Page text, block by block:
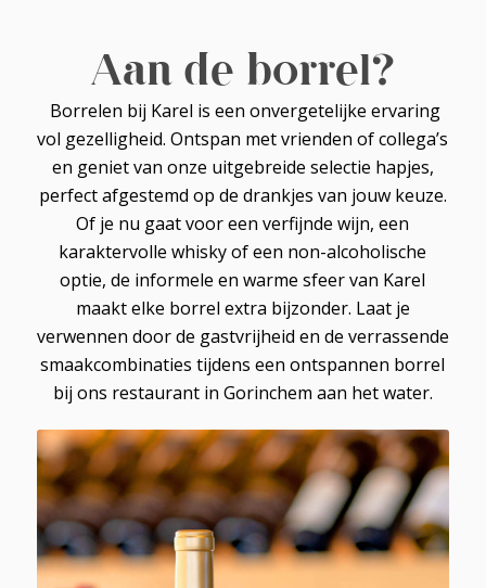
Aan de borrel?
Borrelen bij Karel is een onvergetelijke ervaring
vol gezelligheid. Ontspan met vrienden of collega’s
en geniet van onze uitgebreide selectie hapjes,
perfect afgestemd op de drankjes van jouw keuze.
Of je nu gaat voor een verfijnde wijn, een
karaktervolle whisky of een non-alcoholische
optie, de informele en warme sfeer van Karel
maakt elke borrel extra bijzonder. Laat je
verwennen door de gastvrijheid en de verrassende
smaakcombinaties tijdens een ontspannen borrel
bij ons restaurant in Gorinchem aan het water.